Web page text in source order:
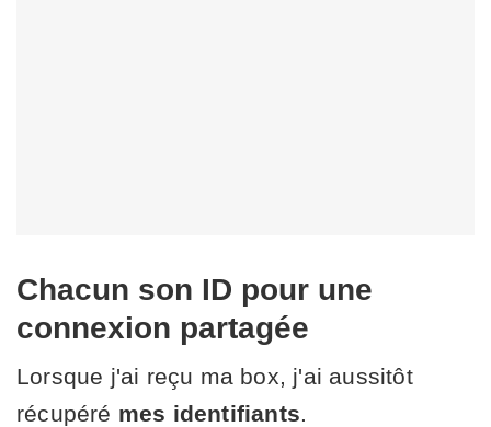
Chacun son ID pour une
connexion partagée
Lorsque j'ai reçu ma box, j'ai aussitôt
récupéré mes identifiants.